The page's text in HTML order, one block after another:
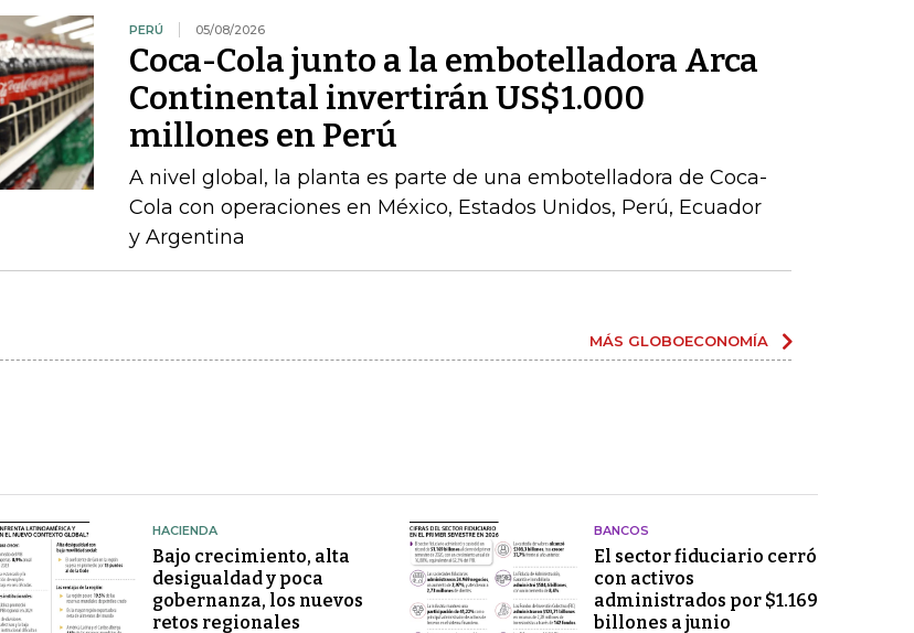
PERÚ 05/08/2026
Coca-Cola junto a la embotelladora Arca
Continental invertirán US$1.000
millones en Perú
A nivel global, la planta es parte de una embotelladora de Coca-
Cola con operaciones en México, Estados Unidos, Perú, Ecuador
y Argentina
MÁS GLOBOECONOMÍA
HACIENDA
Bajo crecimiento, alta
desigualdad y poca
gobernanza, los nuevos
retos regionales
BANCOS
El sector fiduciario cerró
con activos
administrados por $1.169
billones a junio